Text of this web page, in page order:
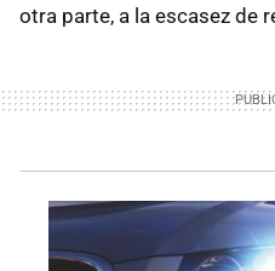
otra parte, a la escasez de